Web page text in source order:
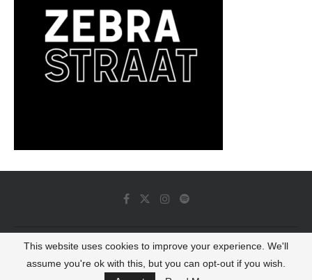
© 2022 - Luminous Dash All Rights Reserved
This website uses cookies to improve your experience. We'll
assume you're ok with this, but you can opt-out if you wish.